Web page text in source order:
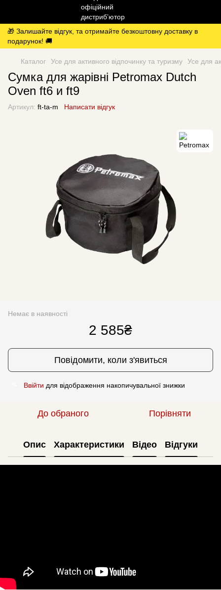
🎁 Залишайте відгук, та отримайте безкоштовну доставку в
подарунок! 🚚
Каталог Усе для активного відпочинку та туризму Усе для
Сумка для жарівні Petromax Dutch
Oven ft6 и ft9
Артикул: ft-ta-m Написати відгук
Немає в наявності
2 585₴
Повідомити, коли з'явиться
Ввійти для відображення накопичувальної знижки
До обраного Порівняти
Опис Характеристики Відео Відгуки